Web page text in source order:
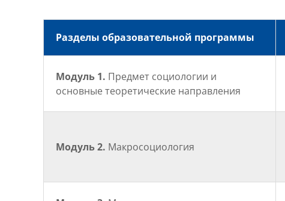
Разделы образовательной программы
Модуль 1. Предмет социологии и
основные теоретические направления
Модуль 2. Макросоциология